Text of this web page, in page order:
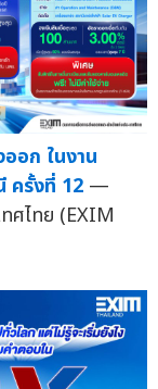
อก ในงาน
ครั้งที่ 12 —
ศไทย (EXIM